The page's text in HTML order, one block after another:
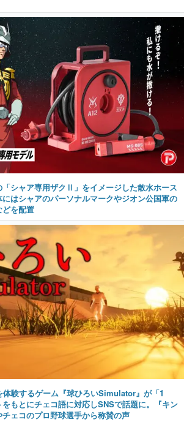
「シャア専用ザクⅡ」をイメージした散水ホース
はシャアのパーソナルマークやジオン公国軍の
どを配置
体験するゲーム『球ひろいSimulator』が「1
もとにチェコ語に対応しSNSで話題に。『キン
ェコのプロ野球選手から称賛の声